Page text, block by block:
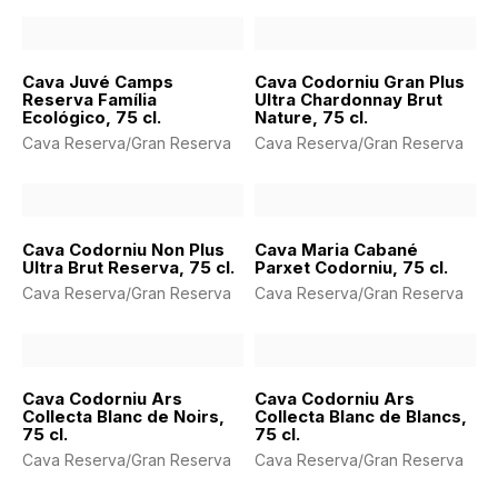
Cava Juvé Camps
Reserva Família
Ecológico, 75 cl.
Cava Reserva/Gran Reserva
Cava Codorniu Gran Plus
Ultra Chardonnay Brut
Nature, 75 cl.
Cava Reserva/Gran Reserva
Cava Codorniu Non Plus
Ultra Brut Reserva, 75 cl.
Cava Reserva/Gran Reserva
Cava Maria Cabané
Parxet Codorniu, 75 cl.
Cava Reserva/Gran Reserva
Cava Codorniu Ars
Collecta Blanc de Noirs,
75 cl.
Cava Reserva/Gran Reserva
Cava Codorniu Ars
Collecta Blanc de Blancs,
75 cl.
Cava Reserva/Gran Reserva